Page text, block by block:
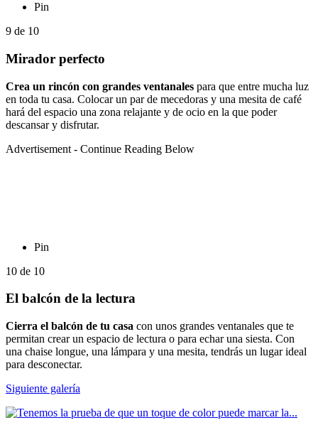
Pin
9 de 10
Mirador perfecto
Crea un rincón con grandes ventanales para que entre mucha luz
en toda tu casa. Colocar un par de mecedoras y una mesita de café
hará del espacio una zona relajante y de ocio en la que poder
descansar y disfrutar.
Advertisement - Continue Reading Below
Pin
10 de 10
El balcón de la lectura
Cierra el balcón de tu casa con unos grandes ventanales que te
permitan crear un espacio de lectura o para echar una siesta. Con
una chaise longue, una lámpara y una mesita, tendrás un lugar ideal
para desconectar.
Siguiente galería